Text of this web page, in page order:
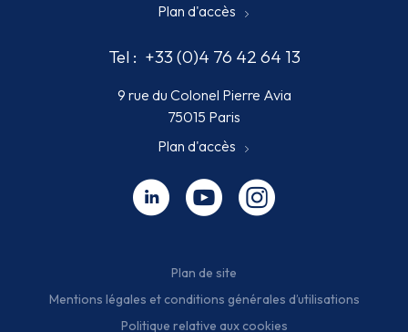
Plan d'accès
Tel : +33 (0)4 76 42 64 13
9 rue du Colonel Pierre Avia
75015 Paris
Plan d'accès
Linkedin - nouvelle fenêtre
Youtube - nouvelle fenêtre
Instagram - nouvelle
Plan de site
Mentions légales et conditions générales d’utilisations
Politique relative aux cookies